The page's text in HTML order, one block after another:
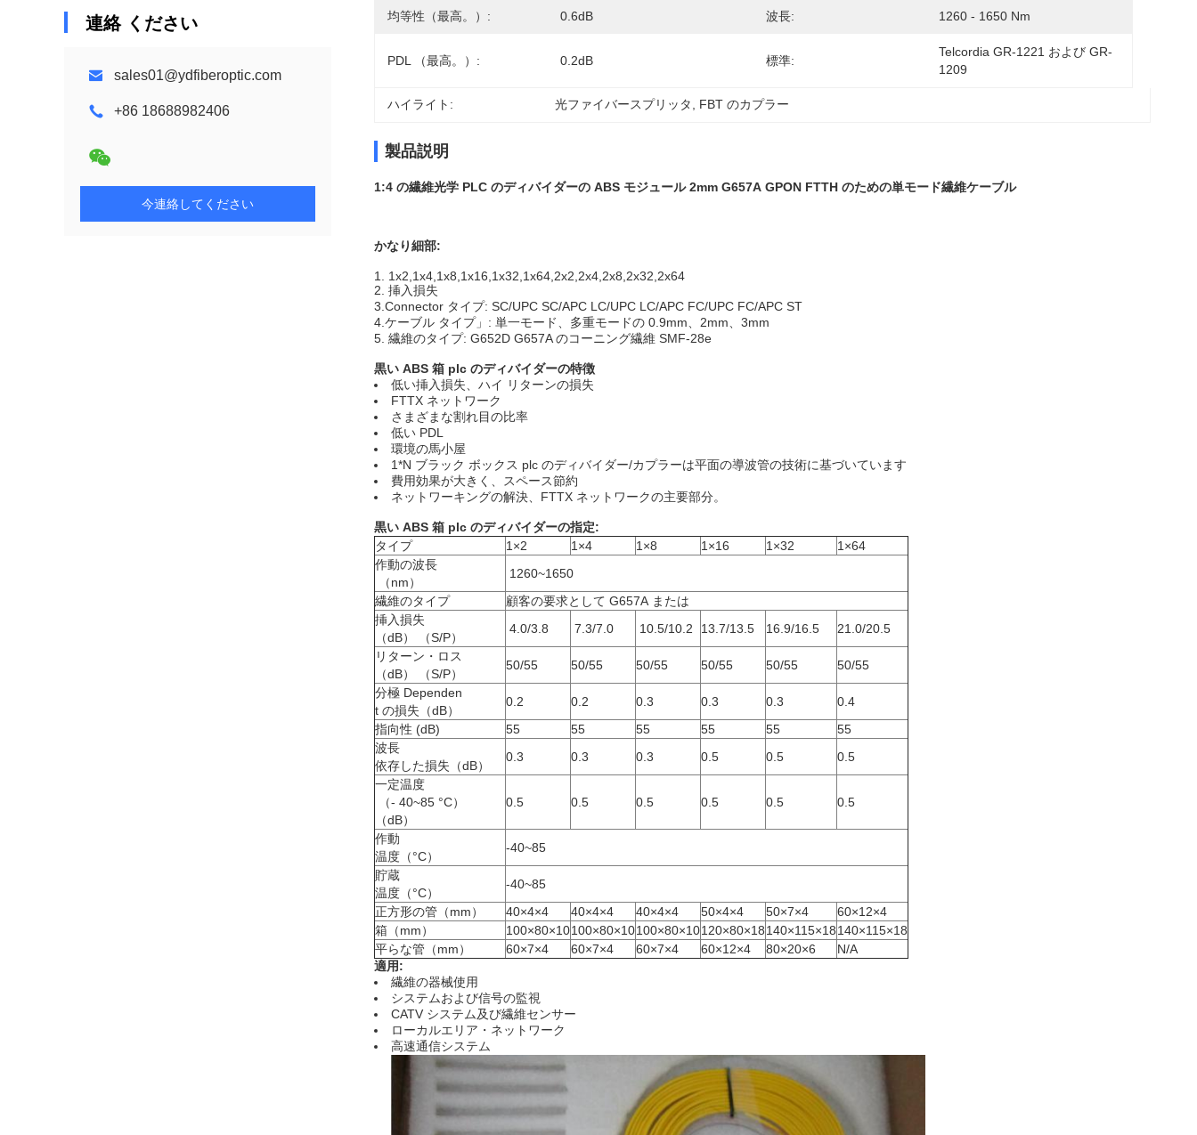
連絡 ください
sales01@ydfiberoptic.com
+86 18688982406
今連絡してください
均等性（最高。）: 0.6dB 波長: 1260 - 1650 Nm
PDL （最高。）: 0.2dB 標準:
Telcordia GR-1221 および GR-
1209
ハイライト: 光ファイバースプリッタ FBT のカプラー
製品説明
1:4 の繊維光学 PLC のディバイダーの ABS モジュール 2mm G657A GPON FTTH のための単モード繊維ケーブル
かなり細部:
1. 1x2,1x4,1x8,1x16,1x32,1x64,2x2,2x4,2x8,2x32,2x64
2. 挿入損失
3.Connector タイプ: SC/UPC SC/APC LC/UPC LC/APC FC/UPC FC/APC ST
4.ケーブル タイプ」: 単一モード、多重モードの 0.9mm、2mm、3mm
5. 繊維のタイプ: G652D G657A のコーニング繊維 SMF-28e
黒い ABS 箱 plc のディバイダーの特徴
低い挿入損失、ハイ リターンの損失
FTTX ネットワーク
さまざまな割れ目の比率
低い PDL
環境の馬小屋
1*N ブラック ボックス plc のディバイダー/カプラーは平面の導波管の技術に基づいています
費用効果が大きく、スペース節約
ネットワーキングの解決、FTTX ネットワークの主要部分。
黒い ABS 箱 plc のディバイダーの指定:
タイプ
1×2 1×4 1×8 1×16 1×32
1×64
作動の波長
（nm）
1260~1650
繊維のタイプ
顧客の要求として G657A または
挿入損失
（dB） （S/P）
4.0/3.8 7.3/7.0 10.5/10.2 13.7/13.5 16.9/16.5
21.0/20.5
リターン・ロス
（dB） （S/P）
50/55 50/55 50/55 50/55 50/55
50/55
分極 Dependen
t の損失（dB）
0.2 0.2 0.3 0.3 0.3
0.4
指向性 (dB)
55 55 55 55 55
55
波長
依存した損失（dB）
0.3 0.3 0.3 0.5 0.5
0.5
一定温度
（- 40~85 °C）
（dB）
0.5 0.5 0.5 0.5 0.5 0.5
作動
温度（°C）
-40~85
貯蔵
温度（°C）
-40~85
正方形の管（mm）
40×4×4 40×4×4 40×4×4 50×4×4 50×7×4
60×12×4
箱（mm）
100×80×10100×80×10100×80×10120×80×18140×115×18140×115×18
平らな管（mm）
60×7×4 60×7×4 60×7×4 60×12×4 80×20×6
N/A
適用:
繊維の器械使用
システムおよび信号の監視
CATV システム及び繊維センサー
ローカルエリア・ネットワーク
高速通信システム